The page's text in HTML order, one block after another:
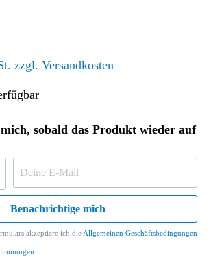
zzgl. Versandkosten
sobald das Produkt wieder auf
Benachrichtige mich
akzeptiere ich die Allgemeinen Geschäftsbedingungen